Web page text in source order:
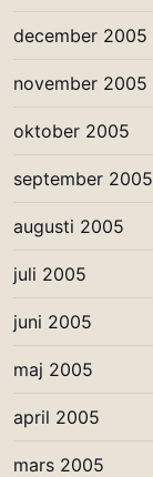
december 2005
november 2005
oktober 2005
september 2005
augusti 2005
juli 2005
juni 2005
maj 2005
april 2005
mars 2005